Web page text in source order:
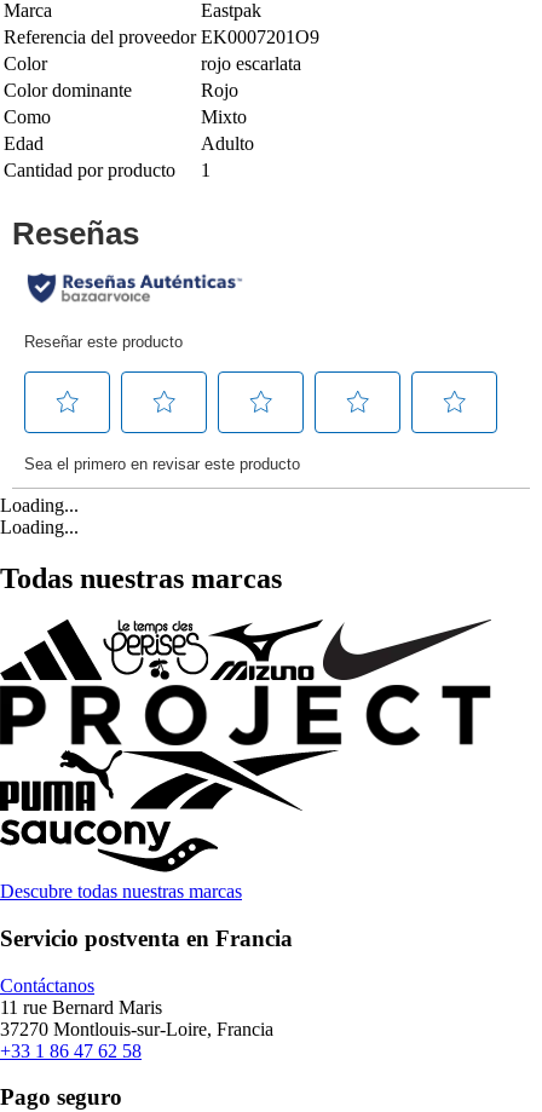
Marca
Eastpak
Referencia del proveedor EK0007201O9
Color
rojo escarlata
Color dominante
Rojo
Como
Mixto
Edad
Adulto
Cantidad por producto
1
Loading...
Loading...
Todas nuestras marcas
Descubre todas nuestras marcas
Servicio postventa en Francia
Contáctanos
11 rue Bernard Maris
37270 Montlouis-sur-Loire, Francia
+33 1 86 47 62 58
Pago seguro